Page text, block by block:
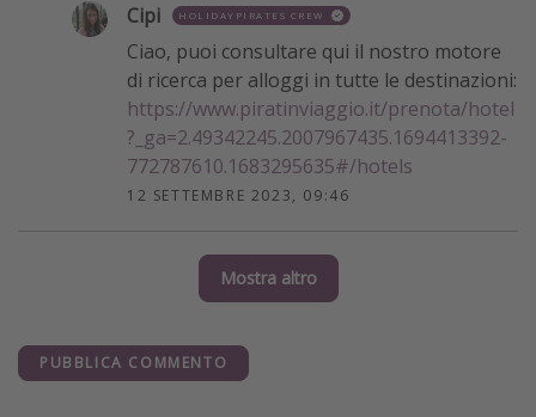
Cipi HOLIDAYPIRATES CREW
Ciao, puoi consultare qui il nostro motore
di ricerca per alloggi in tutte le destinazioni:
https://www.piratinviaggio.it/prenota/hotel
?_ga=2.49342245.2007967435.1694413392-
772787610.1683295635#/hotels
12 SETTEMBRE 2023, 09:46
Mostra altro
PUBBLICA COMMENTO